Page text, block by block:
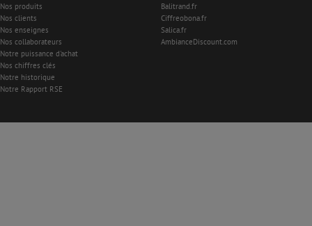
Nos produits
Nos clients
Nos enseignes
Nos collaborateurs
Notre puissance d'achat
Nos chiffres clés
Notre historique
Notre Rapport RSE
Balitrand.fr
Ciffreobona.fr
Salica.fr
AmbianceDiscount.com